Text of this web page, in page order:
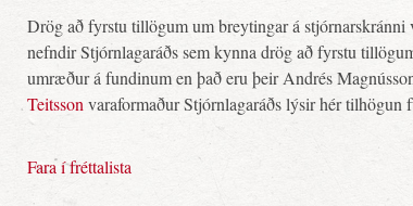
Drög að fyrstu tillögum um breytingar á
nefndir Stjórnlagaráðs sem kynna drög að fyrstu
umræður á fundinum en það eru þeir Andrés
Teitsson varaformaður Stjórnlagaráðs lýsir hér tilhögun
Fara í fréttalista